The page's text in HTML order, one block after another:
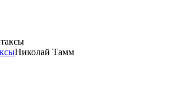
Николай Тамм